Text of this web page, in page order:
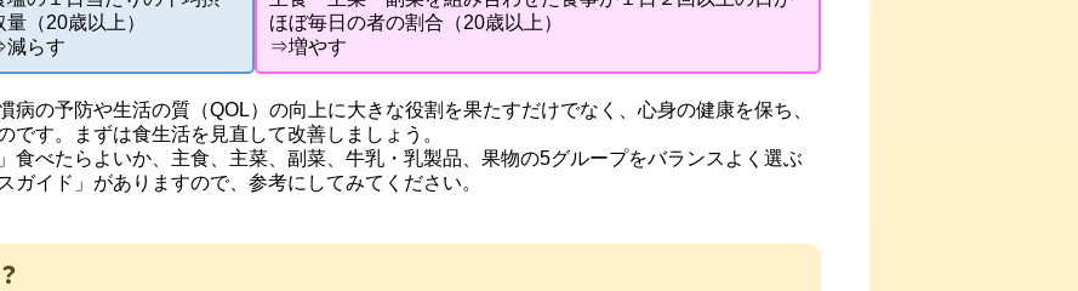
量（20歳以上）
らす
ほぼ毎日の者の割合（20歳以上）
⇒増やす
の予防や生活の質（QOL）の向上に大きな役割を果たすだけでなく、心身の健康を保ち、
です。まずは食生活を見直して改善しましょう。
べたらよいか、主食、主菜、副菜、牛乳・乳製品、果物の5グループをバランスよく選ぶ
ガイド」がありますので、参考にしてみてください。